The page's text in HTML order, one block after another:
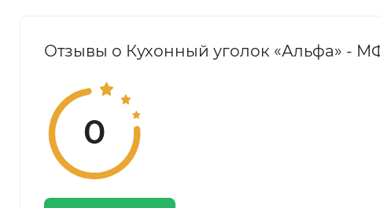
Отзывы о Кухонный уголок «Альфа» -
0